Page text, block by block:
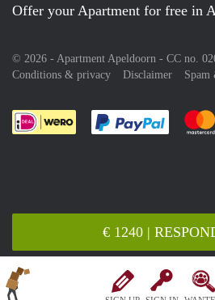
€ 1240 |
Offer your Apartment for free in
© 2026 - Apartment Apeldoorn - CC no.
Conditions & privacy
Disclaimer Spam
Pay